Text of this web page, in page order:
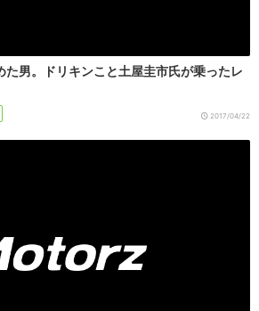
た男。ドリキンこと土屋圭市氏が乗ったレ
2017/04/22